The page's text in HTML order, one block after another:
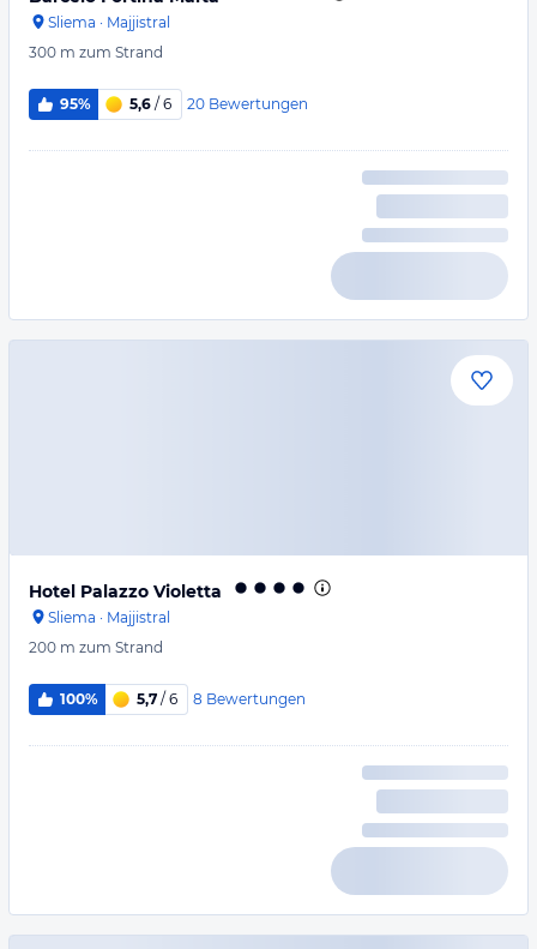
Sliema · Majjistral
300 m zum Strand
95% 5,6 / 6 20 Bewertungen
Hotel Palazzo Violetta
Sliema · Majjistral
200 m zum Strand
100% 5,7 / 6 8 Bewertungen